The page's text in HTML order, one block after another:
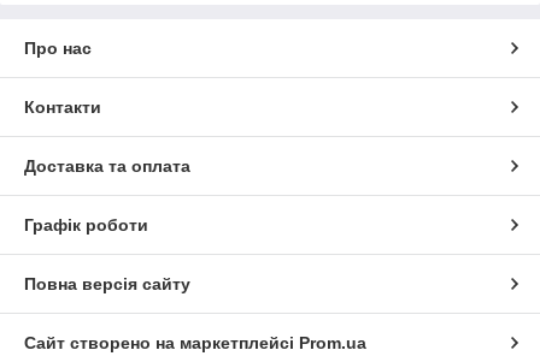
Про нас
Контакти
Доставка та оплата
Графік роботи
Повна версія сайту
Сайт створено на маркетплейсі Prom.ua